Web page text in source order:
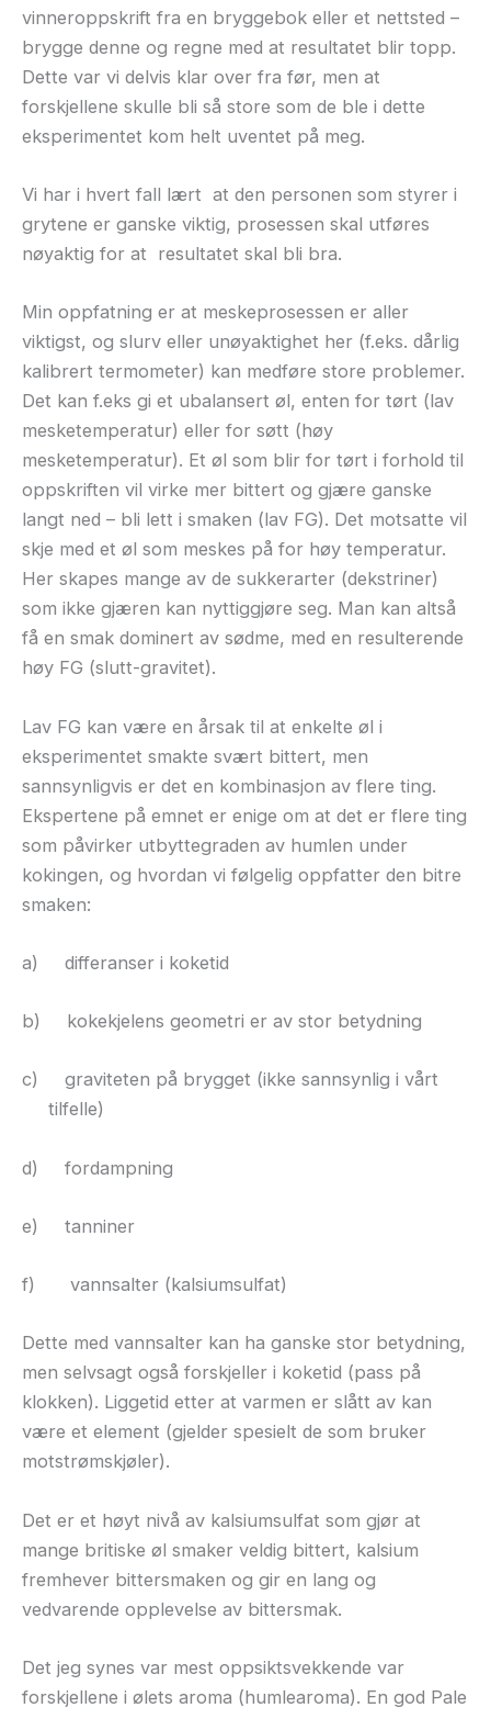
vinneroppskrift fra en bryggebok eller et nettsted –
brygge denne og regne med at resultatet blir topp.
Dette var vi delvis klar over fra før, men at
forskjellene skulle bli så store som de ble i dette
eksperimentet kom helt uventet på meg.
Vi har i hvert fall lært at den personen som styrer i
grytene er ganske viktig, prosessen skal utføres
nøyaktig for at resultatet skal bli bra.
Min oppfatning er at meskeprosessen er aller
viktigst, og slurv eller unøyaktighet her (f.eks. dårlig
kalibrert termometer) kan medføre store problemer.
Det kan f.eks gi et ubalansert øl, enten for tørt (lav
mesketemperatur) eller for søtt (høy
mesketemperatur). Et øl som blir for tørt i forhold til
oppskriften vil virke mer bittert og gjære ganske
langt ned – bli lett i smaken (lav FG). Det motsatte vil
skje med et øl som meskes på for høy temperatur.
Her skapes mange av de sukkerarter (dekstriner)
som ikke gjæren kan nyttiggjøre seg. Man kan altså
få en smak dominert av sødme, med en resulterende
høy FG (slutt-gravitet).
Lav FG kan være en årsak til at enkelte øl i
eksperimentet smakte svært bittert, men
sannsynligvis er det en kombinasjon av flere ting.
Ekspertene på emnet er enige om at det er flere ting
som påvirker utbyttegraden av humlen under
kokingen, og hvordan vi følgelig oppfatter den bitre
smaken:
a) differanser i koketid
b) kokekjelens geometri er av stor betydning
c)
graviteten på brygget (ikke sannsynlig i vårt
tilfelle)
d) fordampning
e) tanniner
f) vannsalter (kalsiumsulfat)
Dette med vannsalter kan ha ganske stor betydning,
men selvsagt også forskjeller i koketid (pass på
klokken). Liggetid etter at varmen er slått av kan
være et element (gjelder spesielt de som bruker
motstrømskjøler).
Det er et høyt nivå av kalsiumsulfat som gjør at
mange britiske øl smaker veldig bittert, kalsium
fremhever bittersmaken og gir en lang og
vedvarende opplevelse av bittersmak.
Det jeg synes var mest oppsiktsvekkende var
forskjellene i ølets aroma (humlearoma). En god Pale